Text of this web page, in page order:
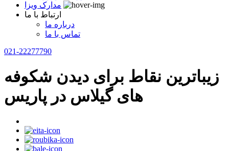
مدارک ویزا
ارتباط با ما
درباره ما
تماس با ما
021-22277790
زیباترین نقاط برای دیدن شکوفه
های گیلاس در پاریس